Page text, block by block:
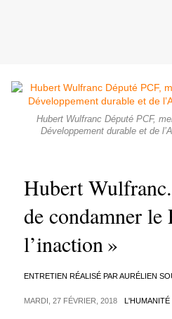
Hubert Wulfranc Député PCF,
Développement durable et de
Hubert
de condamner le
l’inaction »
ENTRETIEN RÉALISÉ PAR AURÉLIEN
MARDI, 27 FÉVRIER, 2018 L'HUMANITÉ